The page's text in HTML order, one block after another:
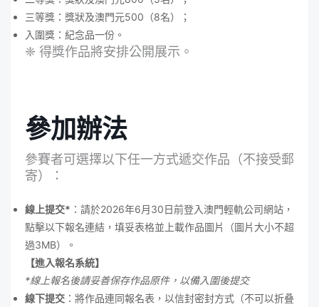
三等獎：獎狀及澳門元500（8名）；
入圍獎：紀念品一份。
❈ 得獎作品將安排公開展示。
參加辦法
參賽者可選擇以下任一方式遞交作品（不接受郵
寄）：
線上提交* ：請於2026年6月30日前登入澳門輕軌公司網站，
點擊以下報名連結，填妥表格並上載作品圖片（圖片大小不超
過3MB）。
【進入報名系統】
*線上報名後請妥善保存作品原件，以備入圍後提交
線下提交 ：將作品連同報名表，以信封密封方式（不可以折叠